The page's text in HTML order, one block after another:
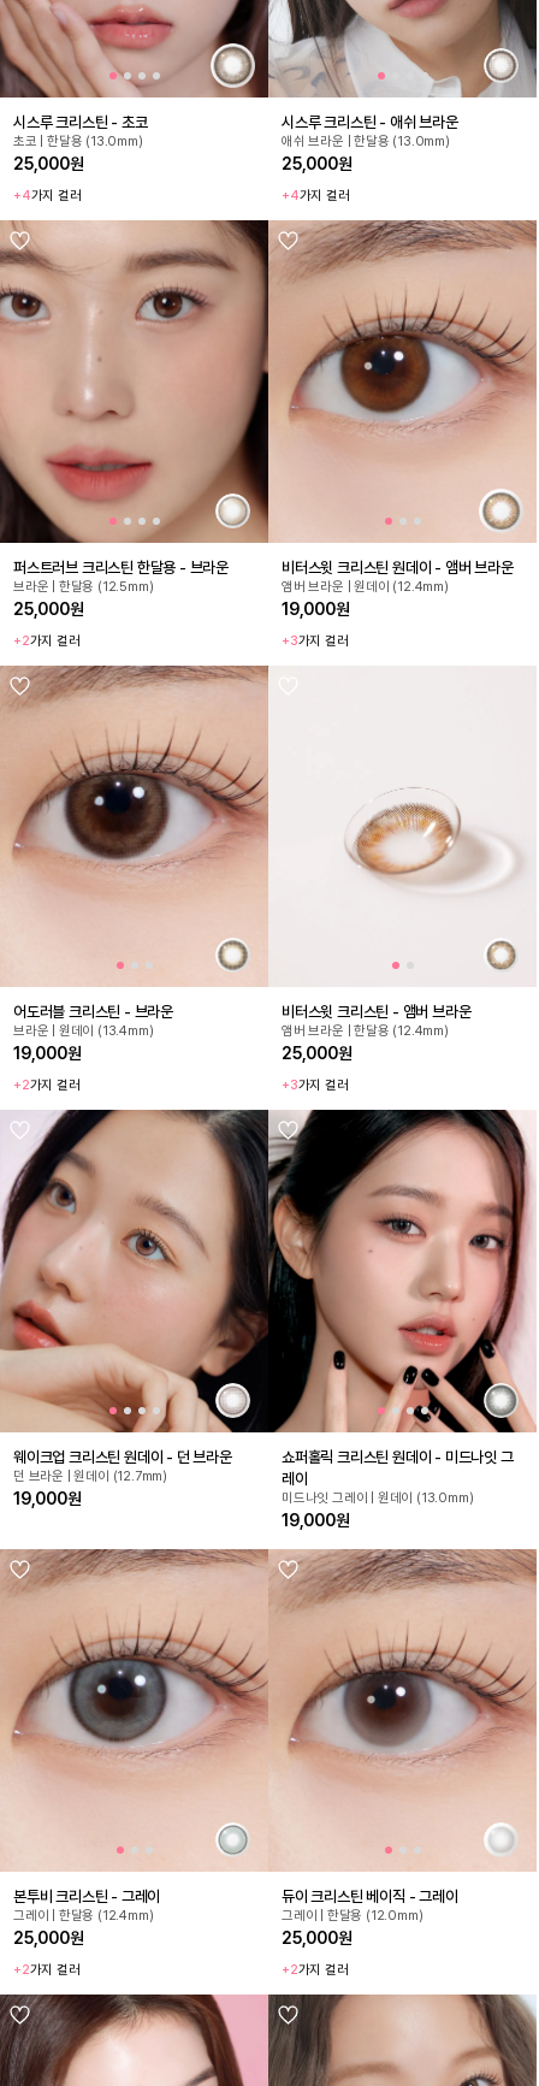
시스루 크리스틴 - 초코
초코 | 한달용 (13.0mm)
25,000원
+4가지 컬러
시스루 크리스틴 - 애쉬 브라운
애쉬 브라운 | 한달용 (13.0mm)
25,000원
+4가지 컬러
퍼스트러브 크리스틴 한달용 - 브라운
브라운 | 한달용 (12.5mm)
25,000원
+2가지 컬러
비터스윗 크리스틴 원데이 - 앰버 브라운
앰버 브라운 | 원데이 (12.4mm)
19,000원
+3가지 컬러
어도러블 크리스틴 - 브라운
브라운 | 원데이 (13.4mm)
19,000원
+2가지 컬러
비터스윗 크리스틴 - 앰버 브라운
앰버 브라운 | 한달용 (12.4mm)
25,000원
+3가지 컬러
웨이크업 크리스틴 원데이 - 던 브라운
던 브라운 | 원데이 (12.7mm)
19,000원
쇼퍼홀릭 크리스틴 원데이 - 미드나잇 그
레이
미드나잇 그레이 | 원데이 (13.0mm)
19,000원
본투비 크리스틴 - 그레이
그레이 | 한달용 (12.4mm)
25,000원
+2가지 컬러
듀이 크리스틴 베이직 - 그레이
그레이 | 한달용 (12.0mm)
25,000원
+2가지 컬러